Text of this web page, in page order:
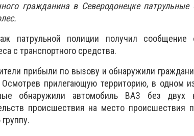
гражданина в Северодонецке патрульные
патрульной полиции получил
с транспортного средства.
прибыли по вызову и обнаружили
прилегающую территорию, в одном
обнаружили автомобиль ВАЗ без двух
происшествия на место происшествия